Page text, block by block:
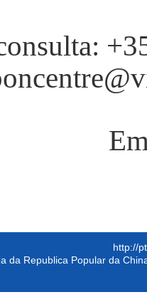
http://
da Republica Popular da